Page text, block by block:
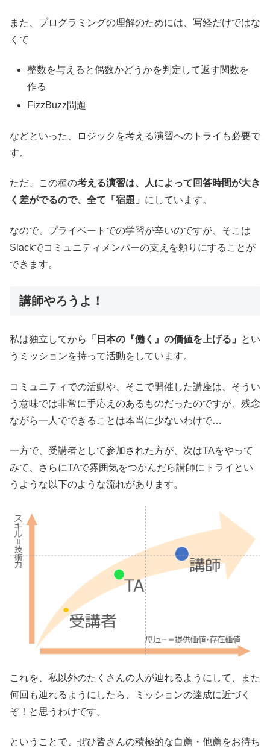
また、プログラミングの理解のためには、写経だけではな
くて
整数を与えると偶数かどうかを判定して返す関数を
作る
FizzBuzz問題
などといった、ロジックを考える演習へのトライも必要で
す。
ただ、この種の考える演習は、人によって回答時間が大き
く差がでるので、全て「宿題」 にしています。
なので、プライベートでの学習が辛いのですが、そこは
Slackでコミュニティメンバーの支えを頼りにすることが
できます。
講師やろうよ！
私は独立してから 「日本の『働く』の価値を上げる」
とい
うミッションを持って活動をしています。
コミュニティでの活動や、そこで開催した講座は、そうい
う意味では非常に手応えのあるものだったのですが、残念
ながら一人でできることは本当に少ないわけで…
一方で、受講者として参加された方が、次はTAをやって
みて、さらにTAで雰囲気をつかんだら講師にトライとい
うような以下のような流れがあります。
これを、私以外のたくさんの人が辿れるようにして、また
何回も辿れるようにしたら、ミッションの達成に近づく
ぞ！と思うわけです。
ということで、ぜひ皆さんの積極的な自薦・他薦をお待ち